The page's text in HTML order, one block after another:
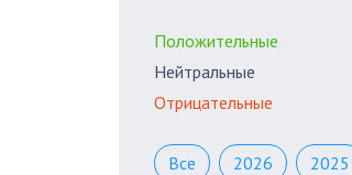
Положительные
Нейтральные
Отрицательные
Все 2026 2025